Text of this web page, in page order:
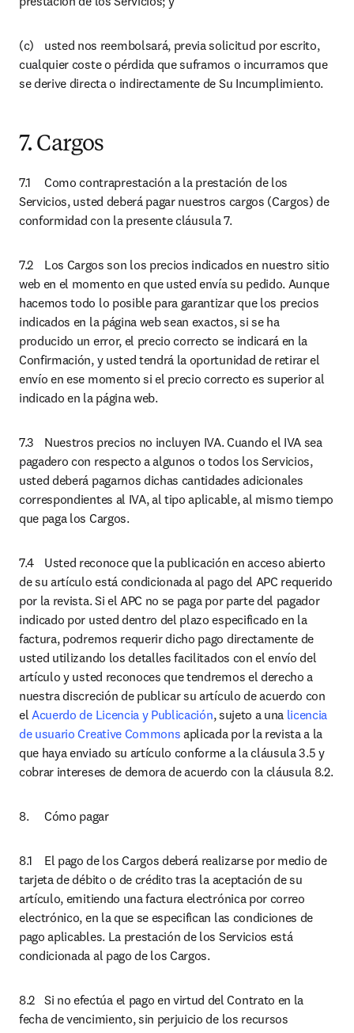
(c)	usted nos reembolsará, previa solicitud por escrito,
cualquier coste o pérdida que suframos o incurramos que
se derive directa o indirectamente de Su Incumplimiento.
7. Cargos
7.1	Como contraprestación a la prestación de los
Servicios, usted deberá pagar nuestros cargos (Cargos) de
conformidad con la presente cláusula 7.
7.2	Los Cargos son los precios indicados en nuestro sitio
web en el momento en que usted envía su pedido. Aunque
hacemos todo lo posible para garantizar que los precios
indicados en la página web sean exactos, si se ha
producido un error, el precio correcto se indicará en la
Confirmación, y usted tendrá la oportunidad de retirar el
envío en ese momento si el precio correcto es superior al
indicado en la página web.
7.3	Nuestros precios no incluyen IVA. Cuando el IVA sea
pagadero con respecto a algunos o todos los Servicios,
usted deberá pagarnos dichas cantidades adicionales
correspondientes al IVA, al tipo aplicable, al mismo tiempo
que paga los Cargos.
7.4	Usted reconoce que la publicación en acceso abierto
de su artículo está condicionada al pago del APC requerido
por la revista. Si el APC no se paga por parte del pagador
indicado por usted dentro del plazo especificado en la
factura, podremos requerir dicho pago directamente de
usted utilizando los detalles facilitados con el envío del
artículo y usted reconoces que tendremos el derecho a
nuestra discreción de publicar su artículo de acuerdo con
el Acuerdo de Licencia y Publicación, sujeto a una licencia
de usuario Creative Commons aplicada por la revista a la
que haya enviado su artículo conforme a la cláusula 3.5 y
cobrar intereses de demora de acuerdo con la cláusula 8.2.
8.	Cómo pagar
8.1	El pago de los Cargos deberá realizarse por medio de
tarjeta de débito o de crédito tras la aceptación de su
artículo, emitiendo una factura electrónica por correo
electrónico, en la que se especifican las condiciones de
pago aplicables. La prestación de los Servicios está
condicionada al pago de los Cargos.
8.2	Si no efectúa el pago en virtud del Contrato en la
fecha de vencimiento, sin perjuicio de los recursos